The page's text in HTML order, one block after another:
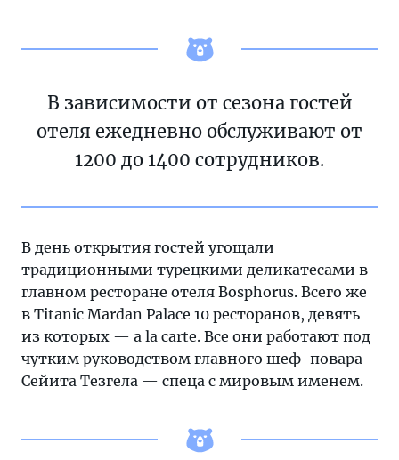
В зависимости от сезона гостей
отеля ежедневно обслуживают от
1200 до 1400 сотрудников.
В день открытия гостей угощали
традиционными турецкими деликатесами в
главном ресторане отеля Bosphorus. Всего же
в Titanic Mardan Palace 10 ресторанов, девять
из которых — a la carte. Все они работают под
чутким руководством главного шеф-повара
Сейита Тезгела — спеца с мировым именем.